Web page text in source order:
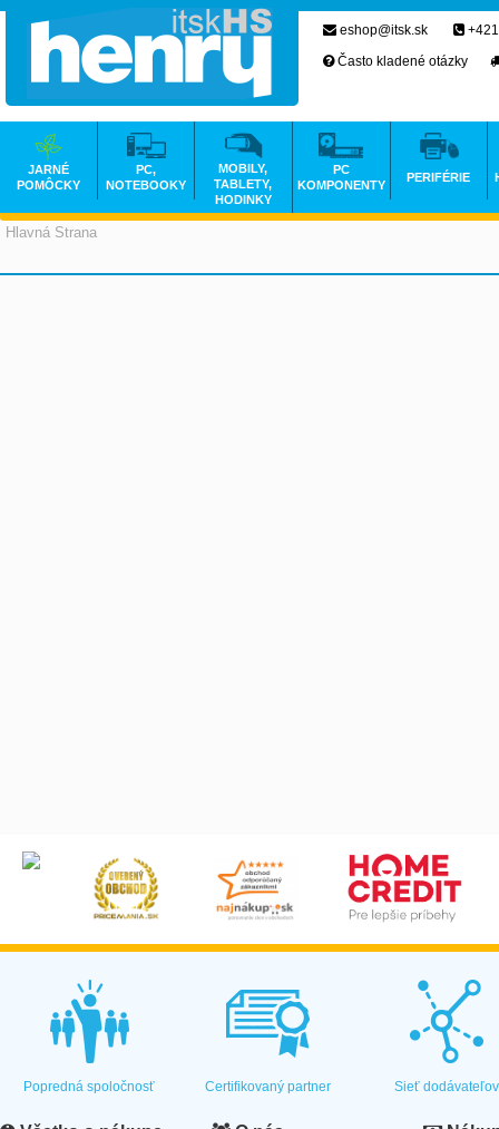
Hlavná Strana
eshop@itsk.sk
Často kladené otázky
JARNÉ
POMÔCKY
PC,
NOTEBOOKY
MOBILY,
TABLETY,
HODINKY
PC
KOMPONENTY
PERIFÉRIE
Popredná spoločnosť Certifikovaný partner Sieť dodávateľov